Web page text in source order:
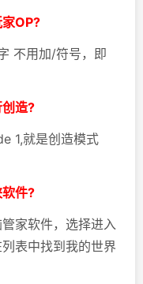
OP?
不用加/符号，即
造?
1,就是创造模式
件?
家软件，选择进入
表中找到我的世界